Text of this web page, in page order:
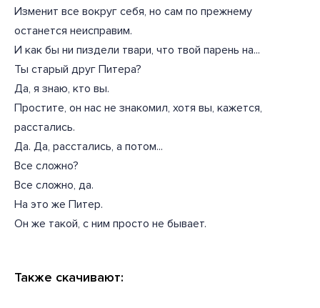
Изменит все вокруг себя, но сам по прежнему
останется неисправим.
И как бы ни пиздели твари, что твой парень на...
Ты старый друг Питера?
Да, я знаю, кто вы.
Простите, он нас не знакомил, хотя вы, кажется,
расстались.
Да. Да, расстались, а потом...
Все сложно?
Все сложно, да.
На это же Питер.
Он же такой, с ним просто не бывает.
Также скачивают: